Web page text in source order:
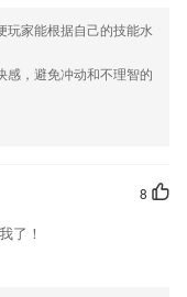
玩家能根据自己的技能水
感，避免冲动和不理智的
8
了！